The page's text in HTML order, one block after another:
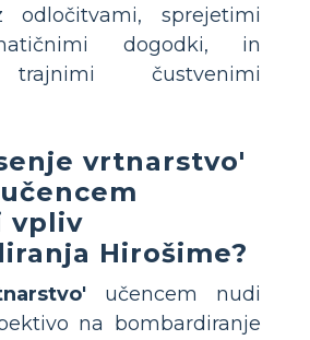
odločitvami, sprejetimi
dogodki, in
čustvenimi
vrtnarstvo'
vpliv
Hirošime?
učencem nudi
na bombardiranje